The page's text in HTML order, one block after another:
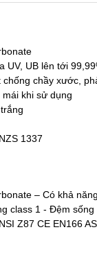
UV, UB lên tới
chầy xước,
khi sử dụng
1337
– Có khả
class 1 - Đệm
Z87 CE EN166